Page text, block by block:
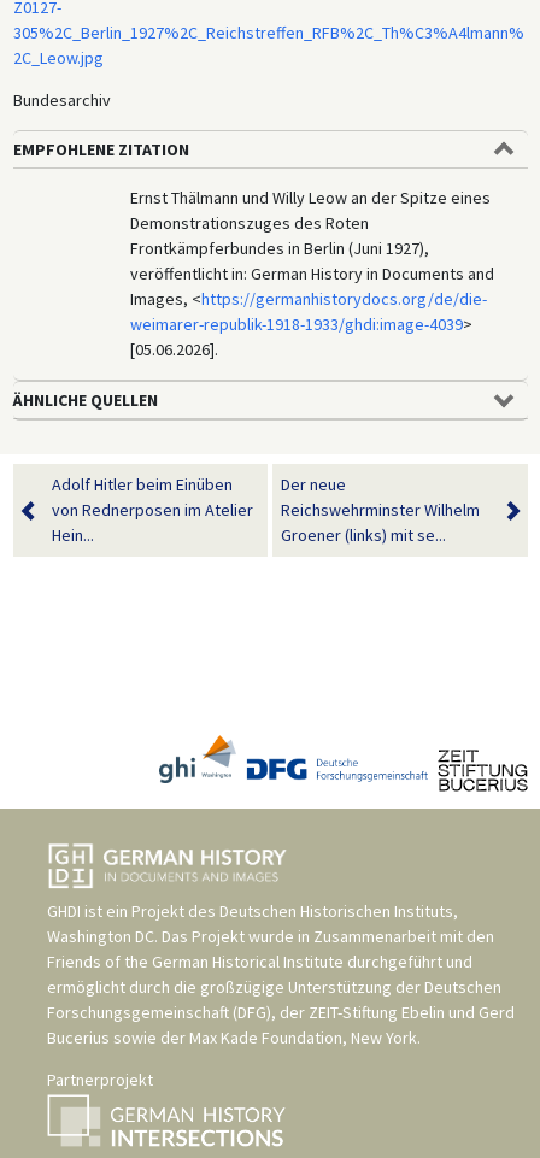
Z0127-
305%2C_Berlin_1927%2C_Reichstreffen_RFB%2C_Th%C3%A4lmann%
2C_Leow.jpg
Bundesarchiv
EMPFOHLENE ZITATION
Ernst Thälmann und Willy Leow an der Spitze eines
Demonstrationszuges des Roten
Frontkämpferbundes in Berlin (Juni 1927),
veröffentlicht in: German History in Documents and
Images, <https://germanhistorydocs.org/de/die-
weimarer-republik-1918-1933/ghdi:image-4039>
[05.06.2026].
ÄHNLICHE QUELLEN
Adolf Hitler beim Einüben
von Rednerposen im Atelier
Hein...
Der neue
Reichswehrminster Wilhelm
Groener (links) mit se...
GHDI ist ein Projekt des Deutschen Historischen Instituts,
Washington DC. Das Projekt wurde in Zusammenarbeit mit den
Friends of the German Historical Institute durchgeführt und
ermöglicht durch die großzügige Unterstützung der Deutschen
Forschungsgemeinschaft (DFG), der ZEIT-Stiftung Ebelin und Gerd
Bucerius sowie der Max Kade Foundation, New York.
Partnerprojekt